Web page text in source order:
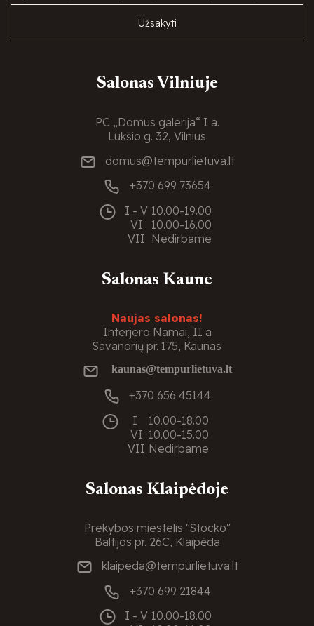
Užsakyti
Salonas Vilniuje
PC „Domus galerija“ I a.
Lukšio g. 32, Vilnius
domus@tempurlietuva.lt
+370 699 73654
I - V 10.00-19.00
VI
10.00-16.00
VII Nedirbame
Salonas Kaune
Naujas salonas!
Interjero Namai, II a
Savanorių pr. 175, Kaunas
kaunas@tempurlietuva.lt
+370 656 45144
I
10.00-18.00
VI 10.00-15.00
VII Nedirbame
Salonas Klaipėdoje
Prekybos miestelis "Stocko"
Baltijos pr. 26C, Klaipėda
klaipeda@tempurlietuva.lt
+370 699 21844
I - V 10.00-18.00